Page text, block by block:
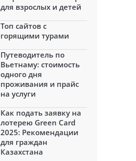
для взрослых и детей
Топ сайтов с
горящими турами
Путеводитель по
Вьетнаму: стоимость
одного дня
проживания и прайс
на услуги
Как подать заявку на
лотерею Green Card
2025: Рекомендации
для граждан
Казахстана